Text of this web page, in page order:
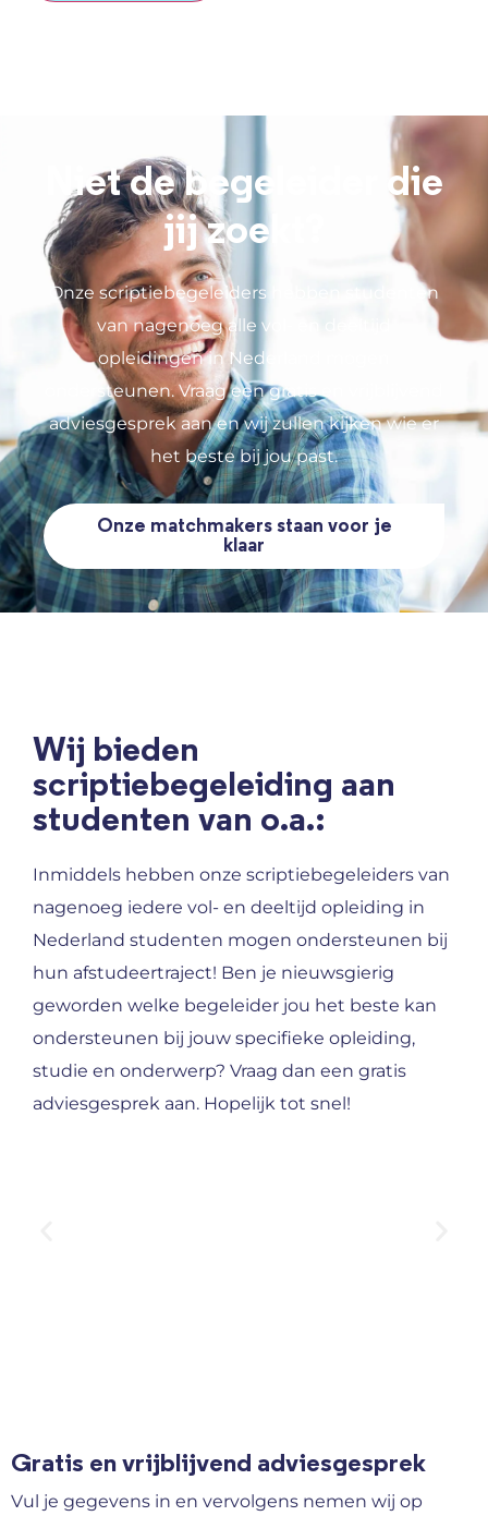
Niet de begeleider die
jij zoekt?
Onze scriptiebegeleiders hebben studenten
van nagenoeg alle vol- en deeltijd
opleidingen in Nederland mogen
ondersteunen. Vraag een gratis en vrijblijvend
adviesgesprek aan en wij zullen kijken wie er
het beste bij jou past.
Onze matchmakers staan voor je
klaar
Wij bieden
scriptiebegeleiding aan
studenten van o.a.:
Inmiddels hebben onze scriptiebegeleiders van
nagenoeg iedere vol- en deeltijd opleiding in
Nederland studenten mogen ondersteunen bij
hun afstudeertraject! Ben je nieuwsgierig
geworden welke begeleider jou het beste kan
ondersteunen bij jouw specifieke opleiding,
studie en onderwerp? Vraag dan een gratis
adviesgesprek aan. Hopelijk tot snel!
Gratis en vrijblijvend adviesgesprek
Vul je gegevens in en vervolgens nemen wij op